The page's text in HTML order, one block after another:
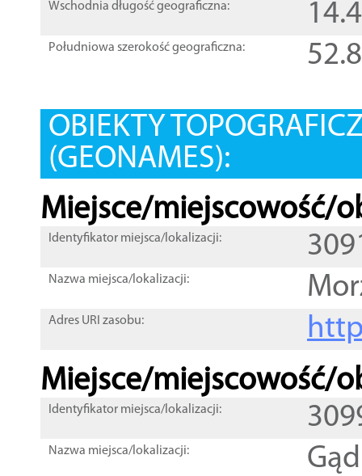
Wschodnia długość geograficzna:
Południowa szerokość geograficzna:
OBIEKTY
(GEONAMES):
Miejsce/miejscowość/
Identyfikator miejsca/lokalizacji:
Nazwa miejsca/lokalizacji:
Adres URI zasobu:
Miejsce/miejscowość/
Identyfikator miejsca/lokalizacji:
Nazwa miejsca/lokalizacji: